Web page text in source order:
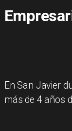
En San Javier
más de 4 años